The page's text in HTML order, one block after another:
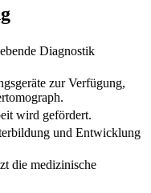
Diagnostik
zur Verfügung,
wird gefördert.
und Entwicklung
die medizinische